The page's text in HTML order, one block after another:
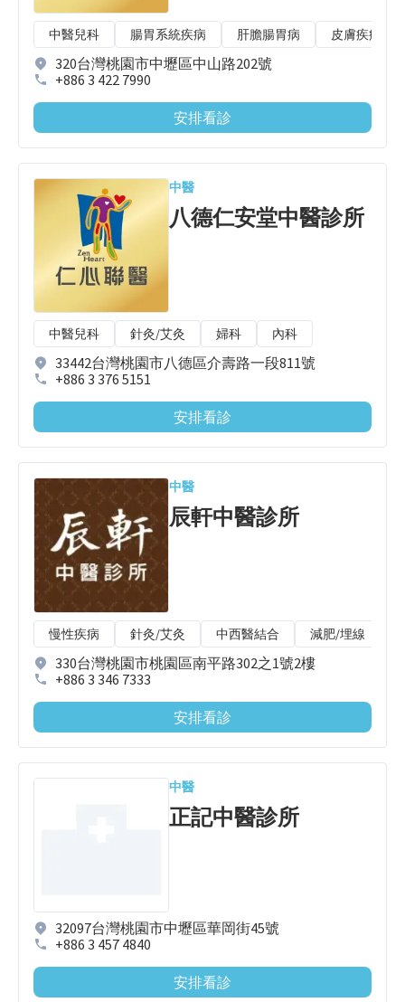
中醫兒科 腸胃系統疾病 肝膽腸胃病 皮膚疾病
320台灣桃園市中壢區中山路202號
+886 3 422 7990
安排看診
中醫
八德仁安堂中醫診所
中醫兒科 針灸/艾灸 婦科 內科
33442台灣桃園市八德區介壽路一段811號
+886 3 376 5151
安排看診
中醫
辰軒中醫診所
慢性疾病 針灸/艾灸 中西醫結合 減肥/埋線
330台灣桃園市桃園區南平路302之1號2樓
+886 3 346 7333
安排看診
中醫
正記中醫診所
32097台灣桃園市中壢區華岡街45號
+886 3 457 4840
安排看診